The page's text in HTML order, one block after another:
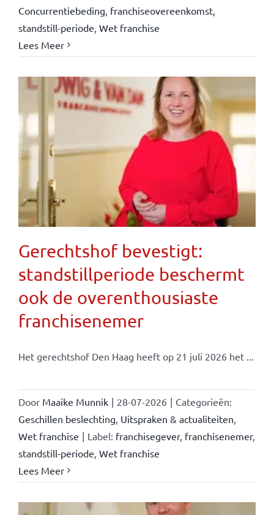
Concurrentiebeding franchiseovereenkomst,
standstill-periode Wet franchise
Lees Meer
Gerechtshof bevestigt:
standstillperiode beschermt
ook de overenthousiaste
franchisenemer
Het gerechtshof Den Haag heeft op 21 juli 2026 het ...
Door Maaike Munnik | 28-07-2026 | Categorieën:
Geschillen beslechting Uitspraken & actualiteiten
Wet franchise | Label: franchisegever, franchisenemer,
standstill-periode Wet franchise
Lees Meer